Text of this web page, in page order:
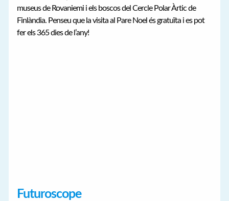
museus de Rovaniemi i els boscos del Cercle Polar Àrtic de
Finlàndia. Penseu que la visita al Pare Noel és gratuïta i es pot
fer els 365 dies de l’any!
Futuroscope